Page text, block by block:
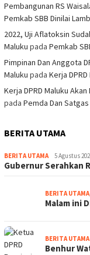
Pembangunan RS
Pemkab SBB Dinilai
2022, Uji Aflatoksin
Maluku pada Pemkab
Pimpinan Dan Anggota
Maluku pada Kerja
Kerja DPRD Maluku
pada Pemda Dan
BERITA UTAMA
BERITA UTAMA 5 Agustus
Gubernur Serahkan
BERITA UTAMA,
Malam ini
BERITA UTAMA
Benhur